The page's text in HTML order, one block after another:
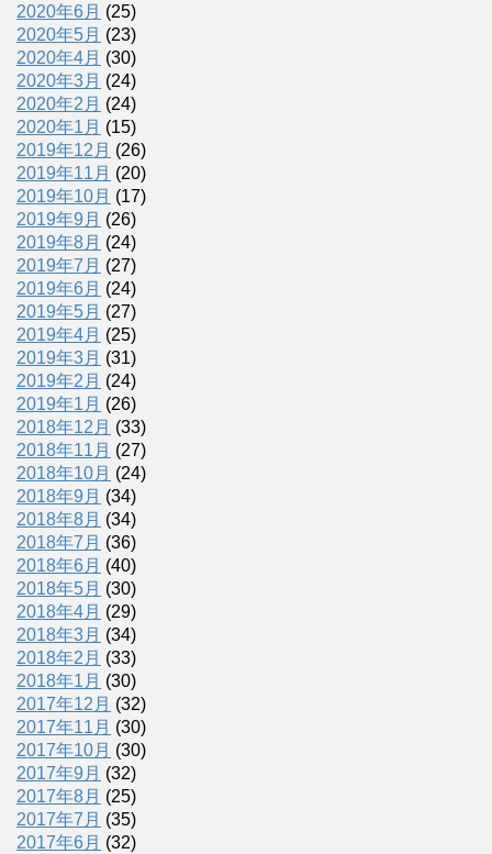
2020年6月 (25)
2020年5月 (23)
2020年4月 (30)
2020年3月 (24)
2020年2月 (24)
2020年1月 (15)
2019年12月 (26)
2019年11月 (20)
2019年10月 (17)
2019年9月 (26)
2019年8月 (24)
2019年7月 (27)
2019年6月 (24)
2019年5月 (27)
2019年4月 (25)
2019年3月 (31)
2019年2月 (24)
2019年1月 (26)
2018年12月 (33)
2018年11月 (27)
2018年10月 (24)
2018年9月 (34)
2018年8月 (34)
2018年7月 (36)
2018年6月 (40)
2018年5月 (30)
2018年4月 (29)
2018年3月 (34)
2018年2月 (33)
2018年1月 (30)
2017年12月 (32)
2017年11月 (30)
2017年10月 (30)
2017年9月 (32)
2017年8月 (25)
2017年7月 (35)
2017年6月 (32)